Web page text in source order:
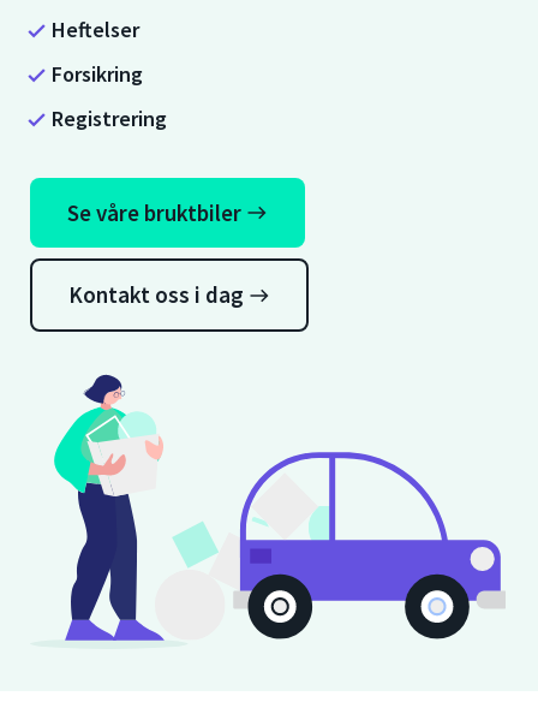
Heftelser
Forsikring
Registrering
Se våre bruktbiler east
Kontakt oss i dag east